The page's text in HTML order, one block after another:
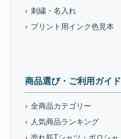
刺繍・名入れ
プリント用インク色見本
商品選び・ご利用ガイド
全商品カテゴリー
人気商品ランキング